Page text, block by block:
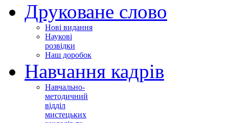
Друковане слово
Нові видання
Наукові
розвідки
Наш доробок
Навчання кадрів
Навчально-
методичний
відділ
мистецьких